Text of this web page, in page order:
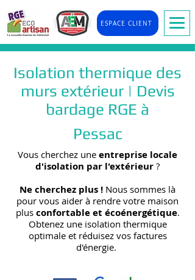
ESPACE CLIENT
Isolation thermique des
murs extérieur | Devis
bardage RGE à
Pessac
Vous cherchez une entreprise locale
d'isolation par l'extérieur ?
Ne cherchez plus ! Nous sommes là
pour vous aider à rendre votre maison
plus confortable et écoénergétique.
Obtenez une isolation thermique
optimale et réduisez vos factures
d'énergie.